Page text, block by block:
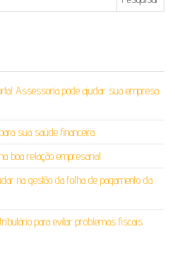
Assessoria pode ajudar sua empresa
sua saúde financeira
boa relação empresarial
na gestão da folha de pagamento da
para evitar problemas fiscais